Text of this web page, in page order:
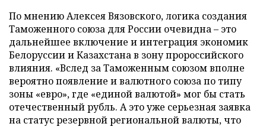
По мнению Алексея Вязовского, логика создания
Таможенного союза для России очевидна – это
дальнейшее включение и интеграция экономик
Белоруссии и Казахстана в зону пророссийского
влияния. «Вслед за Таможенным союзом вполне
вероятно появление и валютного союза по типу
зоны «евро», где «единой валютой» мог бы стать
отечественный рубль. А это уже серьезная заявка
на статус резервной региональной валюты, что